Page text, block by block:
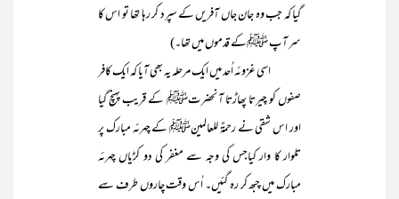
گیا کہ جب وہ جان جاں آفریں کے سپرد کر رہا تھا تو اس کا
سر آپ ﷺکے قدموں میں تھا۔)
اسی غزوئہ اُحد میں ایک مرحلہ یہ بھی آیا کہ ایک کافر
صفوں کو چیرتا پھاڑتا آنحضرتﷺ کے قریب پہنچ گیا
اور اس شقی نے رحمۃٌ للعالمینﷺ کے چہرئہ مبارک پر
تلوار کا وار کیاجس کی وجہ سے مغفر کی دو کڑیاں چہرئہ
مبارک میں چبھ کر رہ گئیں۔ اُس وقت چاروں طرف سے